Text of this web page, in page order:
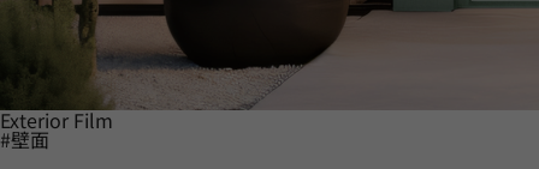
Exterior Film
#壁面